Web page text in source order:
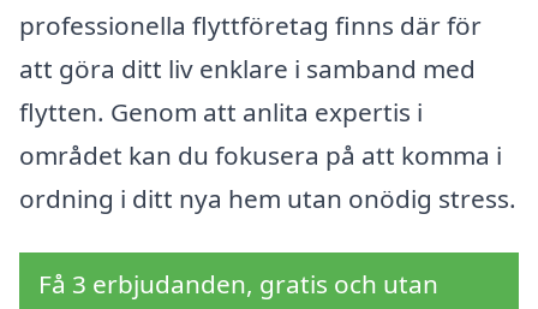
professionella flyttföretag finns där för
att göra ditt liv enklare i samband med
flytten. Genom att anlita expertis i
området kan du fokusera på att komma i
ordning i ditt nya hem utan onödig stress.
Få 3 erbjudanden, gratis och utan